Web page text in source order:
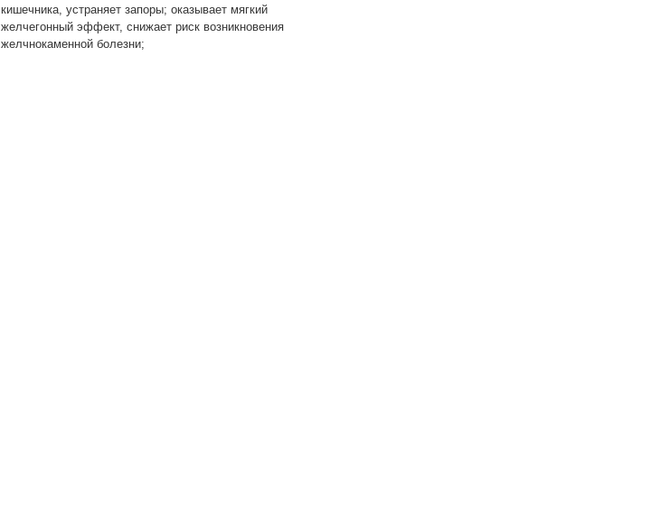
кишечника, устраняет запоры; оказывает мягкий
желчегонный эффект, снижает риск возникновения
желчнокаменной болезни;